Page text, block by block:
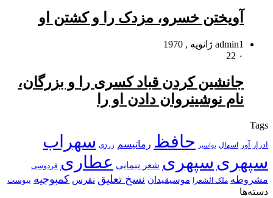
آویختن خسرو، مزدک را و کشتن او
admin1 ژانویه , 1970
۰
جانشین کردن قباد کسرى را و بزرگان،
نام نوشین‏روان دادن او را
Tags
ادرار آور اسهال بواسیر حافظ رماتیسم زردی سهراب
سپهری سپهری شعر نیمایی عطاری فردوسی
مشروطه ملک الشعرا موسیقیدان نسخ تعلیق نقرس کمبوجیه یبوست
دسته‌ها